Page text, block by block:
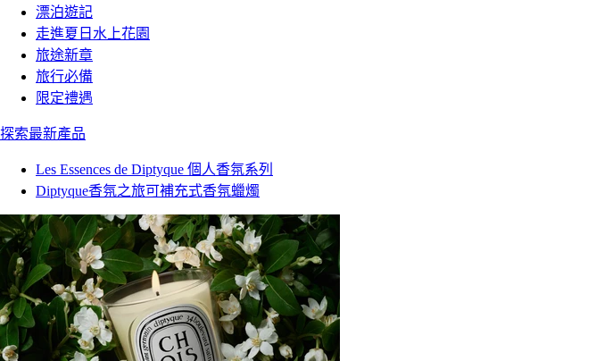
漂泊遊記
走進夏日水上花園
旅途新章
旅行必備
限定禮遇
探索最新產品
Les Essences de Diptyque 個人香氛系列
Diptyque香氛之旅可補充式香氛蠟燭